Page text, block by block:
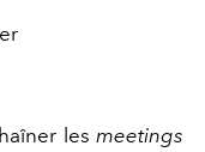
les meetings